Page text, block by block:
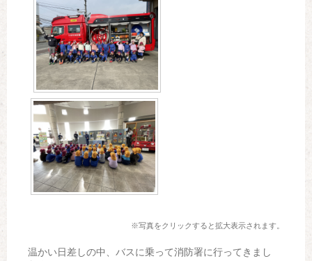
※写真をクリックすると拡大表示されます。
温かい日差しの中、バスに乗って消防署に行ってきまし